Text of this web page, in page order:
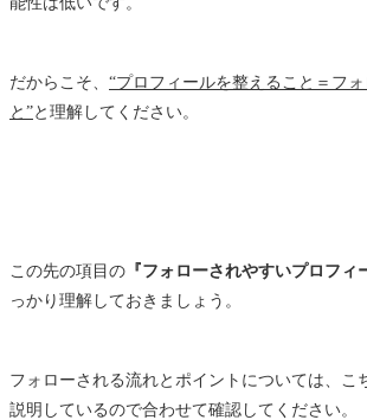
だからこそ、 “プロフィールを整えること＝フ
と”と理解してください。
この先の項目の 『フォローされやすいプロフィ
っかり理解しておきましょう。
フォローされる流れとポイントについては、こ
説明しているので合わせて確認してください。